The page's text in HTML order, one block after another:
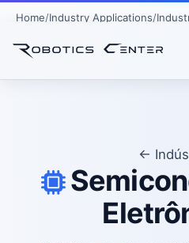
Home Industry Applications
←